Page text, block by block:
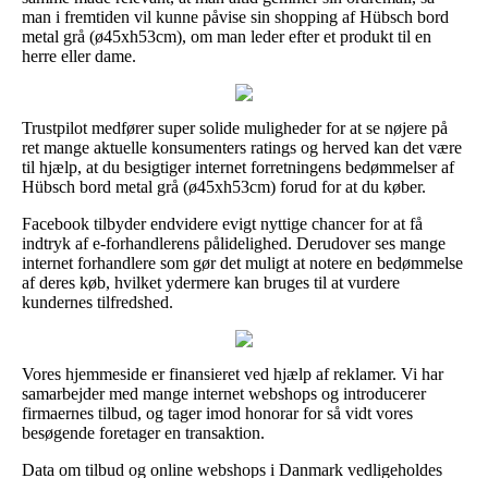
man i fremtiden vil kunne påvise sin shopping af Hübsch bord
metal grå (ø45xh53cm), om man leder efter et produkt til en
herre eller dame.
Trustpilot medfører super solide muligheder for at se nøjere på
ret mange aktuelle konsumenters ratings og herved kan det være
til hjælp, at du besigtiger internet forretningens bedømmelser af
Hübsch bord metal grå (ø45xh53cm) forud for at du køber.
Facebook tilbyder endvidere evigt nyttige chancer for at få
indtryk af e-forhandlerens pålidelighed. Derudover ses mange
internet forhandlere som gør det muligt at notere en bedømmelse
af deres køb, hvilket ydermere kan bruges til at vurdere
kundernes tilfredshed.
Vores hjemmeside er finansieret ved hjælp af reklamer. Vi har
samarbejder med mange internet webshops og introducerer
firmaernes tilbud, og tager imod honorar for så vidt vores
besøgende foretager en transaktion.
Data om tilbud og online webshops i Danmark vedligeholdes